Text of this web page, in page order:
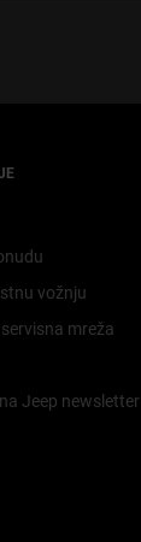
vožnju​
mreža
Jeep newslette​r